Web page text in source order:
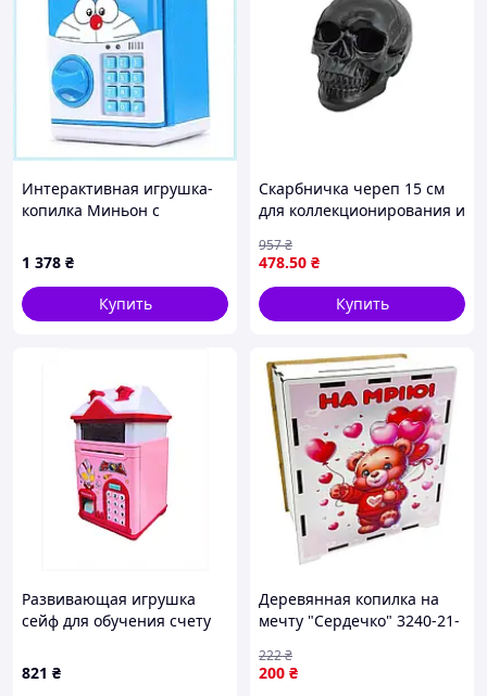
Интерактивная игрушка-
копилка Миньон с
E322T4972
1 378 ₴
Купить
Скарбничка череп 15 см
для коллекционирования и
ТМ ADEKO
478.50 ₴
957₴
Купить
Развивающая игрушка
сейф для обучения счету
821 ₴
Деревянная копилка на
мечту "Сердечко" 3240-21-
Sara
200 ₴
222₴